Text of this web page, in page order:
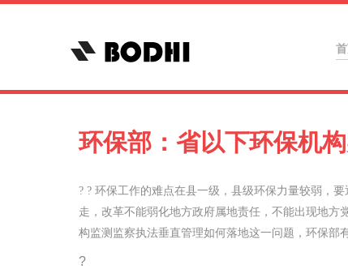
环保部：省以下环保机
? ? 环保工作的难点在县一级，县级环保力量较弱，
走，改革不能弱化地方政府属地责任，不能出现地方
构监测监察执法垂直管理如何落地这一问题，环保部
?